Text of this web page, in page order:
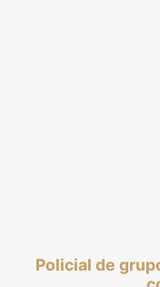
Policial de